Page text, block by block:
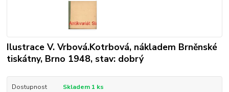
Ilustrace V. Vrbová.Kotrbová, nákladem Brněnské
tiskátny, Brno 1948, stav: dobrý
Dostupnost Skladem 1 ks